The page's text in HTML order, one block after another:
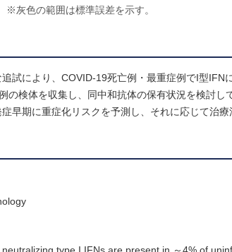
※灰色の範囲は標準誤差を示す。
試により、COVID-19死亡例・最重症例でI型
の検体を収集し、同中和抗体の保有状況を検討
早期に重症化リスクを予測し、それに応じて治